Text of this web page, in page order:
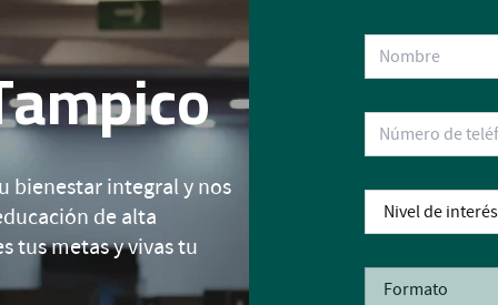
bienestar integral y nos
de alta
tus metas y vivas tu